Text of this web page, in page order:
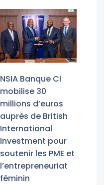
NSIA Banque CI
mobilise 30
millions d’euros
auprès de British
International
Investment pour
soutenir les PME et
l’entrepreneuriat
féminin